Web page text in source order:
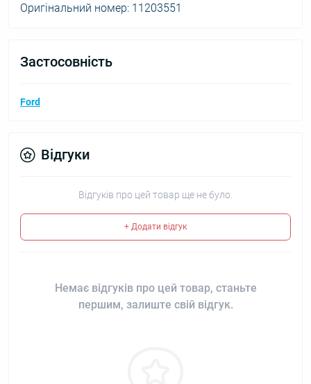
Оригінальний номер: 11203551
Застосовність
Ford
Відгуки
Відгуків про цей товар ще не було.
+ Додати відгук
Немає відгуків про цей товар, станьте
першим, залиште свій відгук.